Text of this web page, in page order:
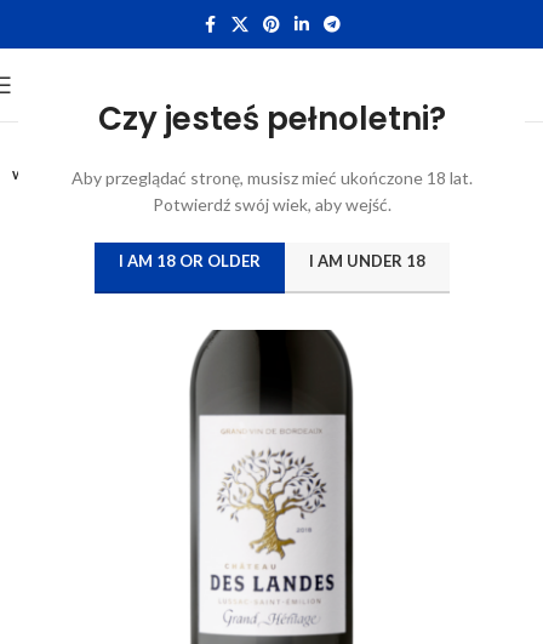
Czy jesteś pełnoletni?
Aby przeglądać stronę, musisz mieć ukończone 18 lat.
Potwierdź swój wiek, aby wejść.
I AM 18 OR OLDER I AM UNDER 18
WYTRAWNE